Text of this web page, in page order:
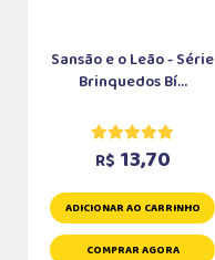
Sansão e o Leão - Série
Brinquedos Bí...
R$ 13,70
ADICIONAR AO CARRINHO
COMPRAR AGORA